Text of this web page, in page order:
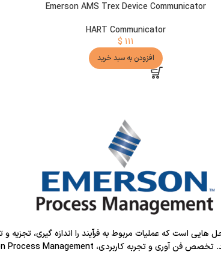
Emerson AMS Trex Device Communicator
HART Communicator
$ ۱۱۱
افزودن به سبد خرید